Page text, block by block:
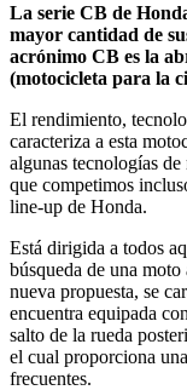
La serie CB de
mayor cantidad de
acrónimo CB es la
(motocicleta para la
El rendimiento,
caracteriza a esta
algunas tecnologías
que competimos
line-up de Honda.
Está dirigida a todos
búsqueda de una
nueva propuesta, se
encuentra equipada
salto de la rueda
el cual proporciona
frecuentes.